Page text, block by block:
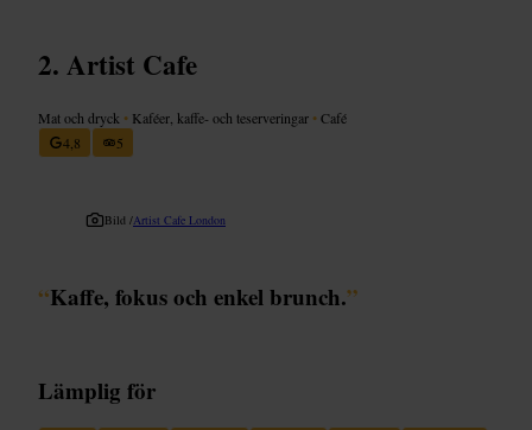
Artist Cafe
Mat och dryck • Kaféer, kaffe- och teserveringar •Café
4,8
5
Bild /Artist Cafe London
“Kaffe, fokus och enkel brunch.”
Lämplig för